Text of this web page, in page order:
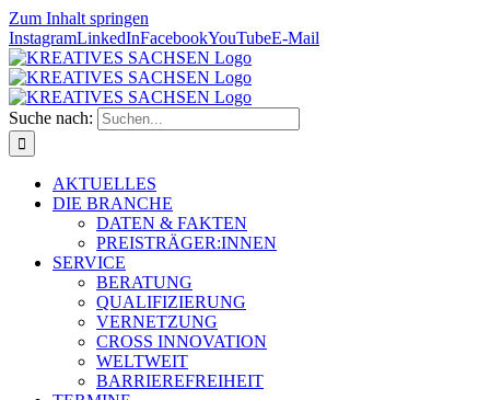
Zum Inhalt springen
InstagramLinkedInFacebookYouTubeE-Mail
Suche nach:
AKTUELLES
DIE BRANCHE
DATEN & FAKTEN
PREISTRÄGER:INNEN
SERVICE
BERATUNG
QUALIFIZIERUNG
VERNETZUNG
CROSS INNOVATION
WELTWEIT
BARRIEREFREIHEIT